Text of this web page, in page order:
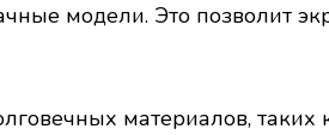
модели. Это позволит
материалов, таких